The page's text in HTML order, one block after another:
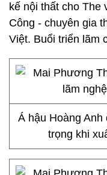
kế nội thất cho The
Công - chuyên gia
Việt. Buổi triển lãm
Á hậu Hoàng Anh
trọng khi